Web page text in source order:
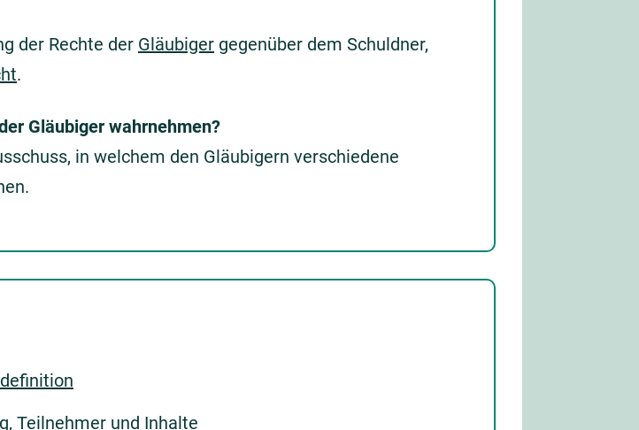
der Rechte der Gläubiger gegenüber dem Schuldner,
.
Gläubiger wahrnehmen?
in welchem den Gläubigern verschiedene
Teilnehmer und Inhalte